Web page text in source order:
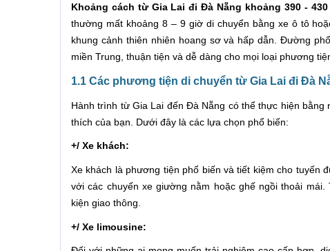
Khoảng cách từ Gia Lai đi Đà Nẵng khoảng 390 - 430
thường mất khoảng 8 – 9 giờ di chuyển bằng xe ô tô
khung cảnh thiên nhiên hoang sơ và hấp dẫn. Đường
miền Trung, thuận tiện và dễ dàng cho mọi loại phương
1.1 Các phương tiện di chuyển từ Gia Lai đi Đà
Hành trình từ Gia Lai đến Đà Nẵng có thể thực hiện
thích của bạn. Dưới đây là các lựa chọn phổ biến:
+/ Xe khách:
Xe khách là phương tiện phổ biến và tiết kiệm cho tuyến
với các chuyến xe giường nằm hoặc ghế ngồi thoải
kiện giao thông.
+/ Xe limousine: